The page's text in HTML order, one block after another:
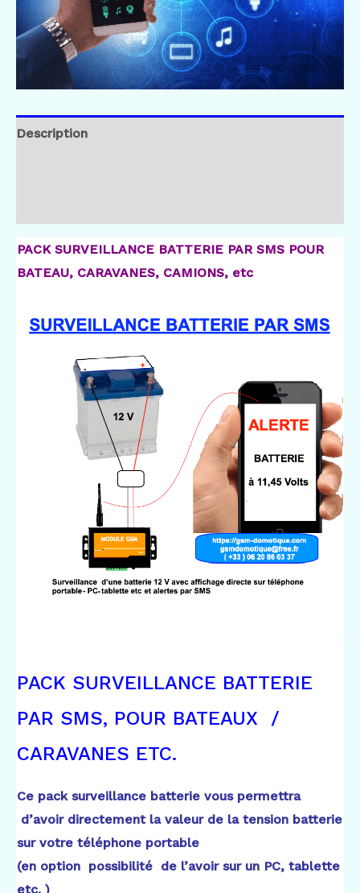
Description
PACK SURVEILLANCE BATTERIE PAR SMS POUR
BATEAU, CARAVANES, CAMIONS, etc
PACK SURVEILLANCE BATTERIE
PAR SMS, POUR BATEAUX /
CARAVANES ETC.
Ce pack surveillance batterie vous permettra
d’avoir directement la valeur de la tension batterie
sur votre téléphone portable
(en option possibilité de l’avoir sur un PC, tablette
etc. )